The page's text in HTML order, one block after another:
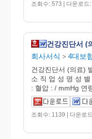
조회수: 573 | 다운로드
건강진단서 (
회사서식 > 4대보
건강진단서 (의료)
소 직 업 성 명 성
: 혈압 : / mmHg 연
조회수: 1139 | 다운로